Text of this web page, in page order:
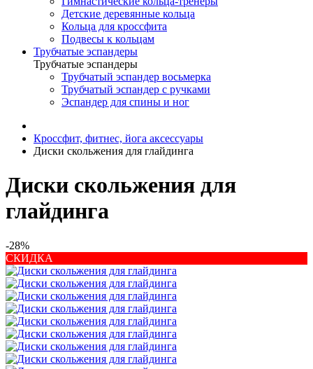
Детские деревянные кольца
Кольца для кроссфита
Подвесы к кольцам
Трубчатые эспандеры
Трубчатые эспандеры
Трубчатый эспандер восьмерка
Трубчатый эспандер с ручками
Эспандер для спины и ног
Кроссфит, фитнес, йога аксессуары
Диски скольжения для глайдинга
Диски скольжения для
глайдинга
-28%
СКИДКА